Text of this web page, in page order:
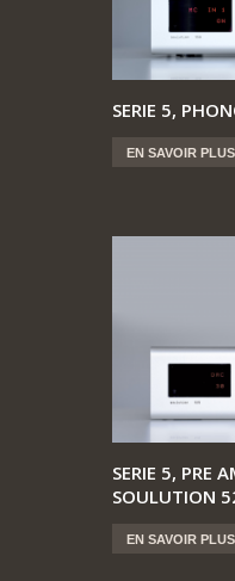
SERIE 5,
EN SAVOIR PLUS
SERIE 5, PRE
SOULUTION
EN SAVOIR PLUS